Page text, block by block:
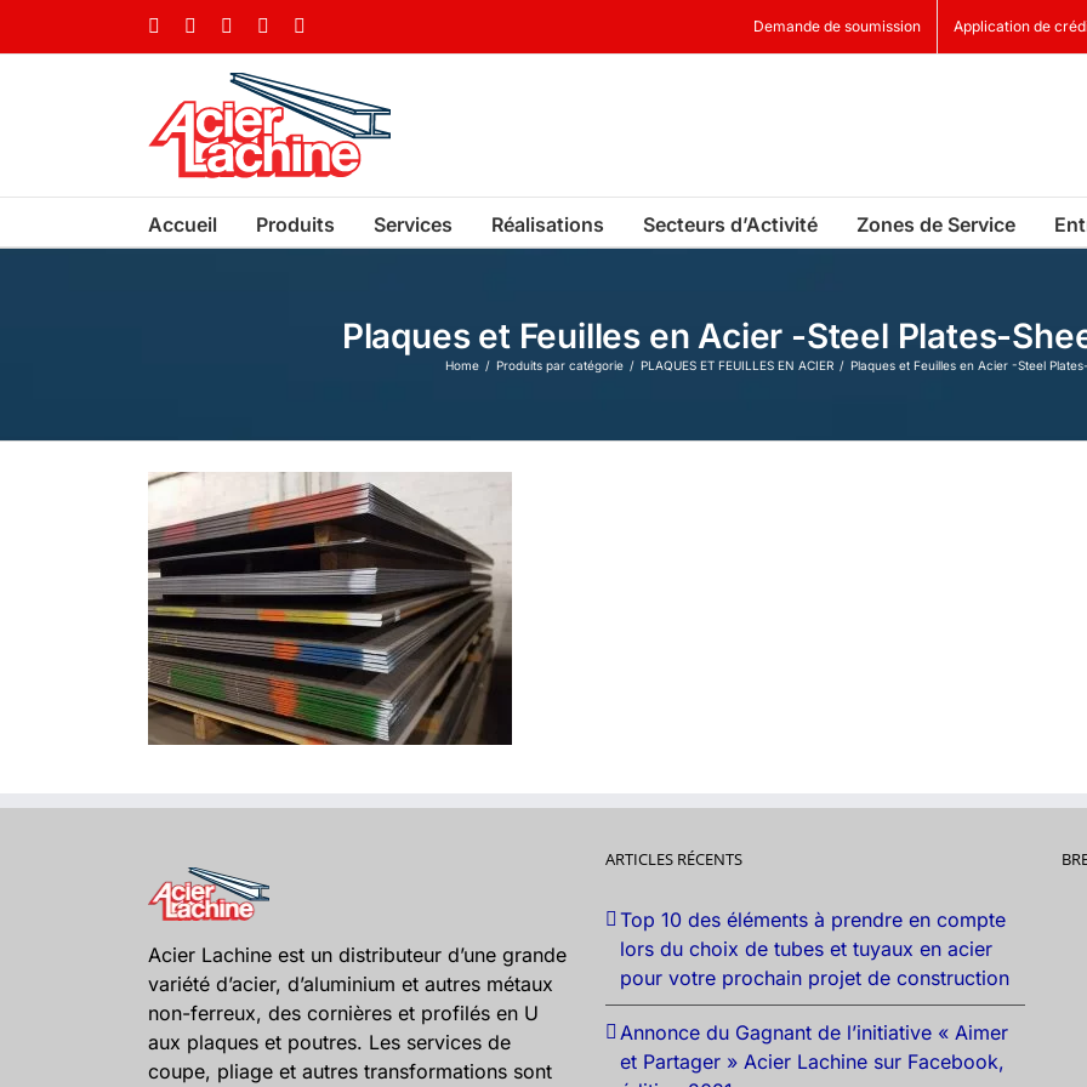
FacebookLinkedIn YouTube Demande de soumission Application de
Accueil Produits Services Réalisations Secteurs d’Activité Zones de Service
Plaques et Feuilles en Acier -Steel Plates-
Home Produits par catégorie PLAQUES ET FEUILLES EN ACIER Plaques et Feuilles en Acier -Steel
Acier Lachine est un distributeur d’une grande
variété d’acier, d’aluminium et autres métaux
non-ferreux, des cornières et profilés en U
aux plaques et poutres. Les services de
coupe, pliage et autres transformations sont
ARTICLES RÉCENTS
Top 10 des éléments à prendre en compte
lors du choix de tubes et tuyaux en acier
pour votre prochain projet de construction
Annonce du Gagnant de l’initiative « Aimer
et Partager » Acier Lachine sur Facebook,